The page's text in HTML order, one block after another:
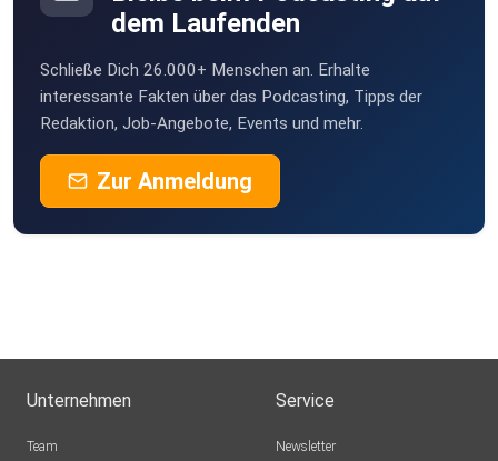
dem Laufenden
Schließe Dich 26.000+ Menschen an. Erhalte
interessante Fakten über das Podcasting, Tipps der
Redaktion, Job-Angebote, Events und mehr.
Zur Anmeldung
Unternehmen
Team
Service
Newsletter